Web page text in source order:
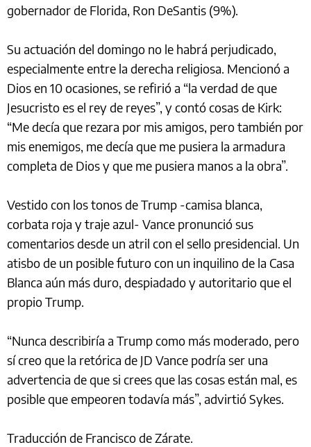
gobernador de Florida, Ron DeSantis (9%).
Su actuación del domingo no le habrá perjudicado,
especialmente entre la derecha religiosa. Mencionó a
Dios en 10 ocasiones, se refirió a “la verdad de que
Jesucristo es el rey de reyes”, y contó cosas de Kirk:
“Me decía que rezara por mis amigos, pero también por
mis enemigos, me decía que me pusiera la armadura
completa de Dios y que me pusiera manos a la obra”.
Vestido con los tonos de Trump -camisa blanca,
corbata roja y traje azul- Vance pronunció sus
comentarios desde un atril con el sello presidencial. Un
atisbo de un posible futuro con un inquilino de la Casa
Blanca aún más duro, despiadado y autoritario que el
propio Trump.
“Nunca describiría a Trump como más moderado, pero
sí creo que la retórica de JD Vance podría ser una
advertencia de que si crees que las cosas están mal, es
posible que empeoren todavía más”, advirtió Sykes.
Traducción de Francisco de Zárate.